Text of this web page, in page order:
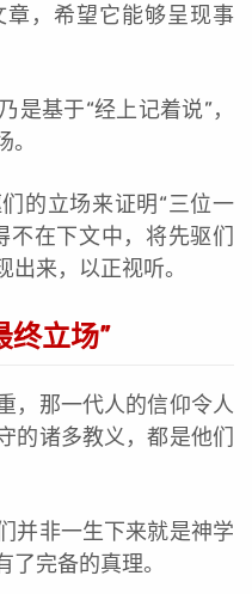
，希望它能够呈现事
基于“经上记着说”，
的立场来证明“三位一
不在下文中，将先驱们
来，以正视听。
终立场”
，那一代人的信仰令人
的诸多教义，都是他们
并非一生下来就是神学
完备的真理。